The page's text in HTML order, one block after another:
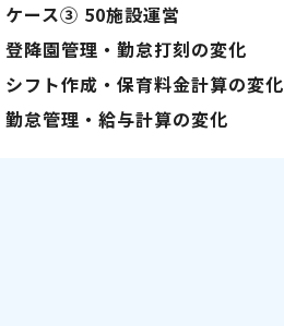
ケース③ 50施設運営
登降園管理・勤怠打刻の変化
シフト作成・保育料金計算の変化
勤怠管理・給与計算の変化